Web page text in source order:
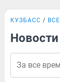
КУЗБАСС